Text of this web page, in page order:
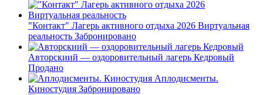
"Контакт" Лагерь активного отдыха 2026 Виртуальная
реальность Забронировано
Авторскиий — оздоровительный лагерь Кедровый
Продано
Аплодисменты.
Киностудия Забронировано